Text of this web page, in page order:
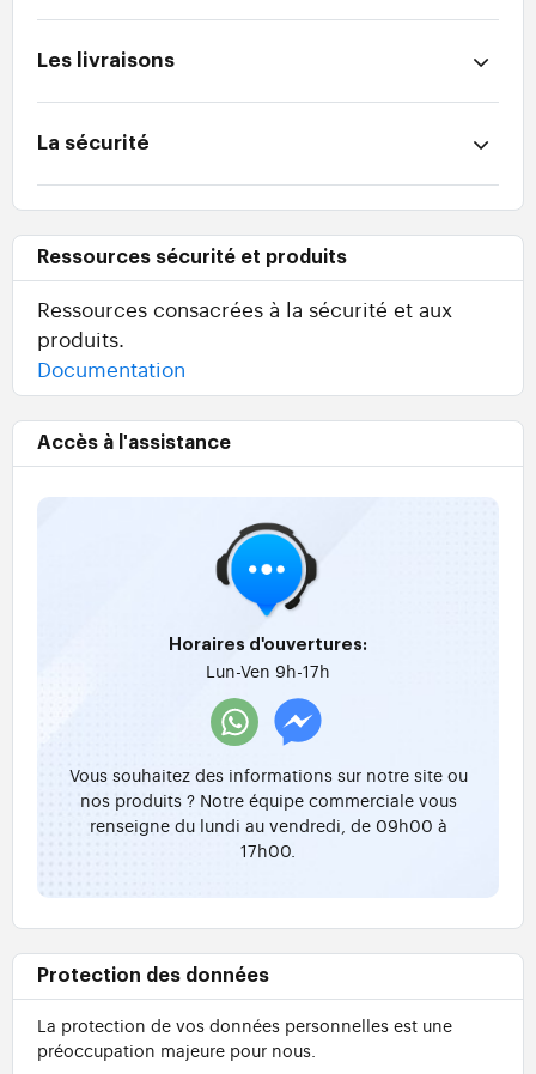
Les livraisons
La sécurité
Ressources sécurité et produits
Ressources consacrées à la sécurité et aux
produits.
Documentation
Accès à l'assistance
Horaires d'ouvertures:
Lun-Ven 9h-17h
Vous souhaitez des informations sur notre site ou
nos produits ? Notre équipe commerciale vous
renseigne du lundi au vendredi, de 09h00 à
17h00.
Protection des données
La protection de vos données personnelles est une
préoccupation majeure pour nous.